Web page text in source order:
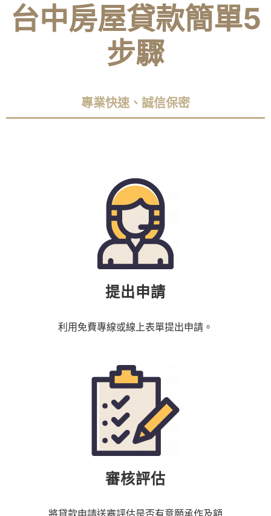
台中房屋貸款簡單5
步驟
專業快速、誠信保密
提出申請
利用免費專線或線上表單提出申請。
審核評估